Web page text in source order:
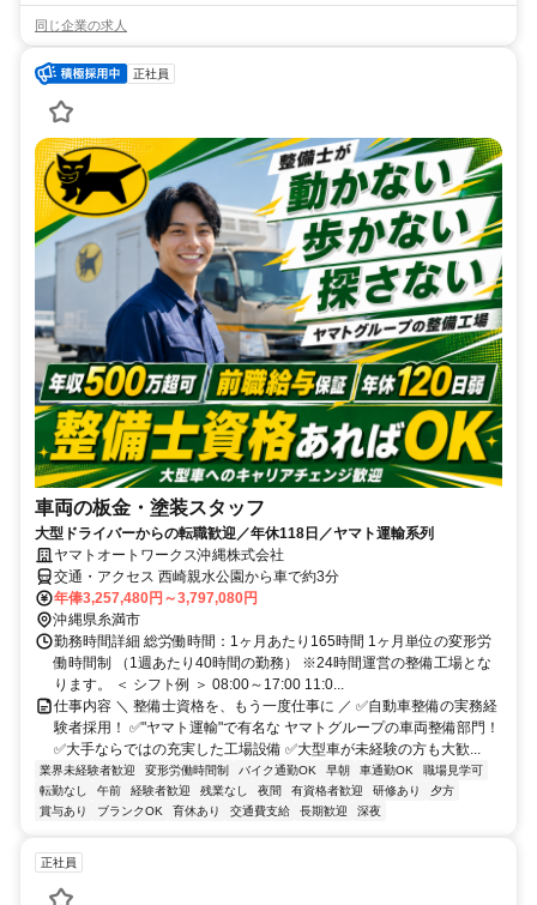
同じ企業の求人
正社員
車両の板金・塗装スタッフ
大型ドライバーからの転職歓迎／年休118日／ヤマト運輸系列
ヤマトオートワークス沖縄株式会社
交通・アクセス 西崎親水公園から車で約3分
年俸3,257,480円～3,797,080円
沖縄県糸満市
勤務時間詳細 総労働時間：1ヶ月あたり165時間 1ヶ月単位の変形労
働時間制 （1週あたり40時間の勤務） ※24時間運営の整備工場とな
ります。 ＜ シフト例 ＞ 08:00～17:00 11:0...
仕事内容 ＼ 整備士資格を、もう一度仕事に ／ ✅自動車整備の実務経
験者採用！ ✅"ヤマト運輸"で有名な ヤマトグループの車両整備部門！
✅大手ならではの充実した工場設備 ✅大型車が未経験の方も大歓...
業界未経験者歓迎 変形労働時間制 バイク通勤OK 早朝 車通勤OK
職場見学可
転勤なし
午前 経験者歓迎 残業なし 夜間 有資格者歓迎 研修あり
夕方
賞与あり
ブランクOK 育休あり 交通費支給 長期歓迎 深夜
正社員